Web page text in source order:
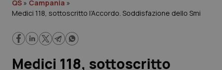
QS » Campania »
Medici 118, sottoscritto l’Accordo. Soddisfazione dello Smi
Medici 118, sottoscritto